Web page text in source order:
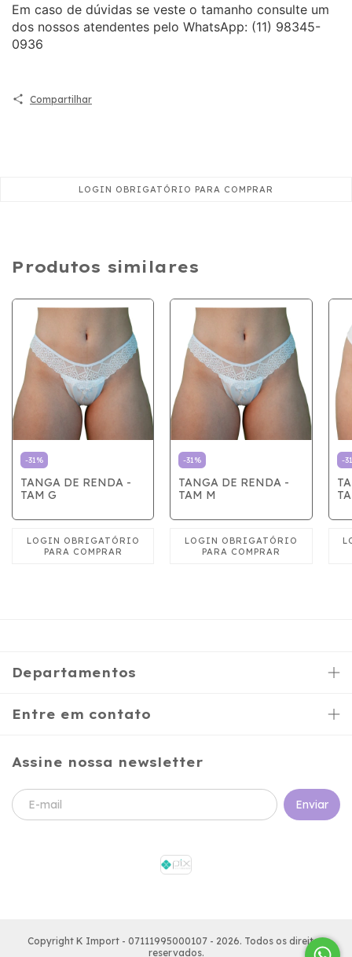
Em caso de dúvidas se veste o tamanho consulte um
dos nossos atendentes pelo WhatsApp: (11) 98345-
0936
Compartilhar
Produtos similares
-31%
TANGA DE RENDA -
TAM G
-31%
TANGA DE RENDA -
TAM M
-31
Departamentos
Entre em contato
Assine nossa newsletter
Copyright K Import - 07111995000107 - 2026. Todos os direitos
reservados.